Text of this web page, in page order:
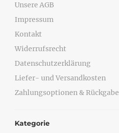
Unsere AGB
Impressum
Kontakt
Widerrufsrecht
Datenschutzerklärung
Liefer- und Versandkosten
Zahlungsoptionen & Rückgabe
Kategorie